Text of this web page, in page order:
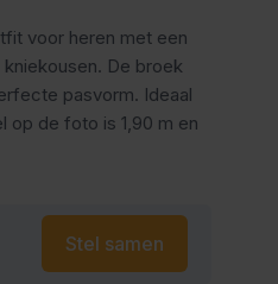
voor heren met een
De broek
pasvorm. Ideaal
op de foto is 1,90 m en
Stel samen